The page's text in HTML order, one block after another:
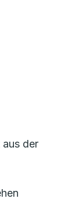
der